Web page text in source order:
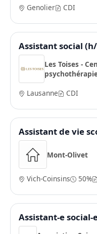
Genolier CDI
Assistant social
Les Toises -
Lausanne
CDI
Assistant de vie
Mont-Olivet
Vich-Coinsins 50%
Assistant-e social-